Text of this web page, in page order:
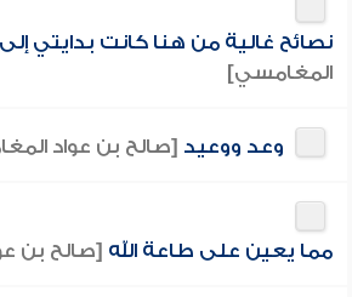
نصائح غالية من هنا كانت بدايتي إلى
المغامسي]
وعد ووعيد [صالح بن عواد
مما يعين على طاعة الله [صالح بن